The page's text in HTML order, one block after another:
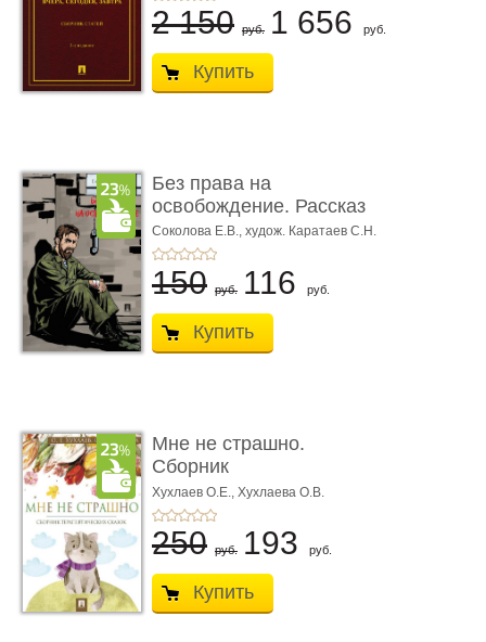
2 150 руб. 1 656 руб.
Купить
Без права на
освобождение. Рассказ
Соколова Е.В., худож. Каратаев С.Н.
150 руб. 116 руб.
Купить
Мне не страшно.
Сборник
терапевтических
сказо� ...
Хухлаев О.Е., Хухлаева О.В.
250 руб. 193 руб.
Купить